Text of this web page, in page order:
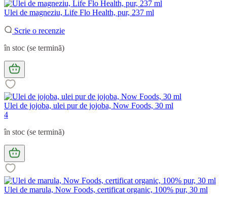
Ulei de magneziu, Life Flo Health, pur, 237 ml
Scrie o recenzie
în stoc (se termină)
Ulei de jojoba, ulei pur de jojoba, Now Foods, 30 ml
4
în stoc (se termină)
Ulei de marula, Now Foods, certificat organic, 100% pur, 30 ml